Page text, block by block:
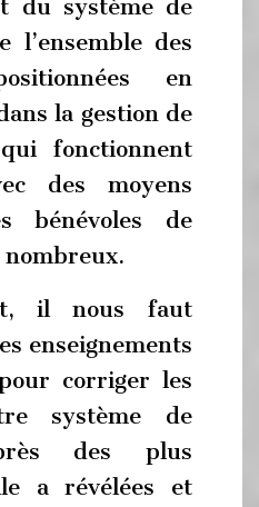
du système de
l’ensemble des
en
la gestion de
fonctionnent
des moyens
bénévoles de
il nous faut
enseignements
corriger les
système de
des plus
a révélées et